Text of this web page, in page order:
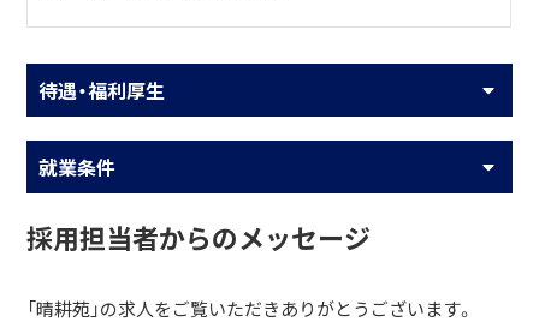
待遇・福利厚生
就業条件
採用担当者からのメッセージ
「晴耕苑」の求人をご覧いただきありがとうございます。